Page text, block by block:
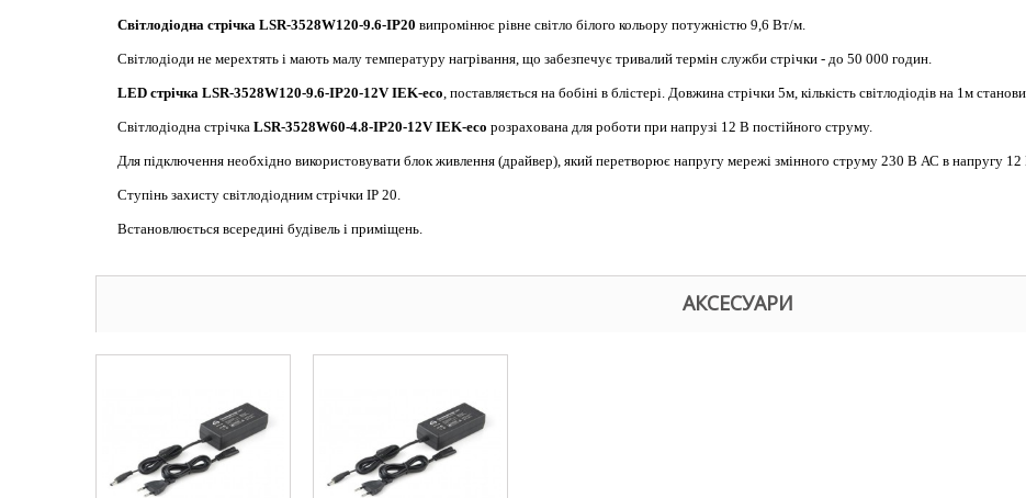
Світлодіодна стрічка LSR-3528W120-9.6-IP20 випромінює рівне світло білого кольору потужністю 9,6 Вт/м.
Світлодіоди не мерехтять і мають малу температуру нагрівання, що забезпечує тривалий термін служби стрічки - до 50 000 годин.
LED стрічка LSR-3528W120-9.6-IP20-12V IEK-eco, поставляється на бобіні в блістері. Довжина стрічки 5м, кількість світлодіодів на 1м
Світлодіодна стрічка LSR-3528W60-4.8-IP20-12V IEK-eco розрахована для роботи при напрузі 12 В постійного струму.
Для підключення необхідно використовувати блок живлення (драйвер), який перетворює напругу мережі змінного струму 230 В АС в напругу
Ступінь захисту світлодіодним стрічки IP 20.
Встановлюється всередині будівель і приміщень.
АКСЕСУАРИ